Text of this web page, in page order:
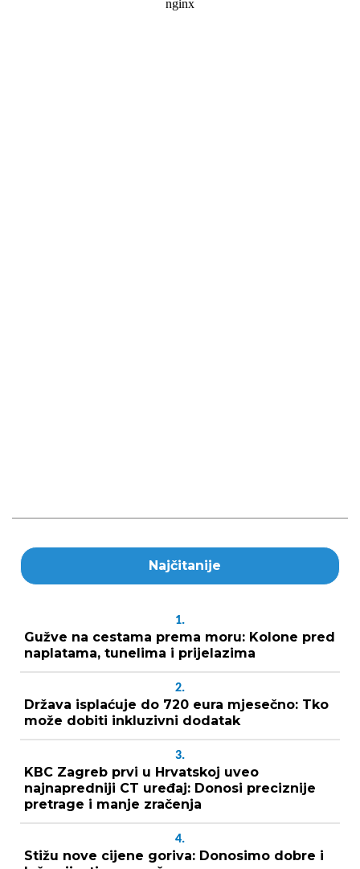
Najčitanije
1.
Gužve na cestama prema moru: Kolone pred
naplatama, tunelima i prijelazima
2.
Država isplaćuje do 720 eura mjesečno: Tko
može dobiti inkluzivni dodatak
3.
KBC Zagreb prvi u Hrvatskoj uveo
najnapredniji CT uređaj: Donosi preciznije
pretrage i manje zračenja
4.
Stižu nove cijene goriva: Donosimo dobre i